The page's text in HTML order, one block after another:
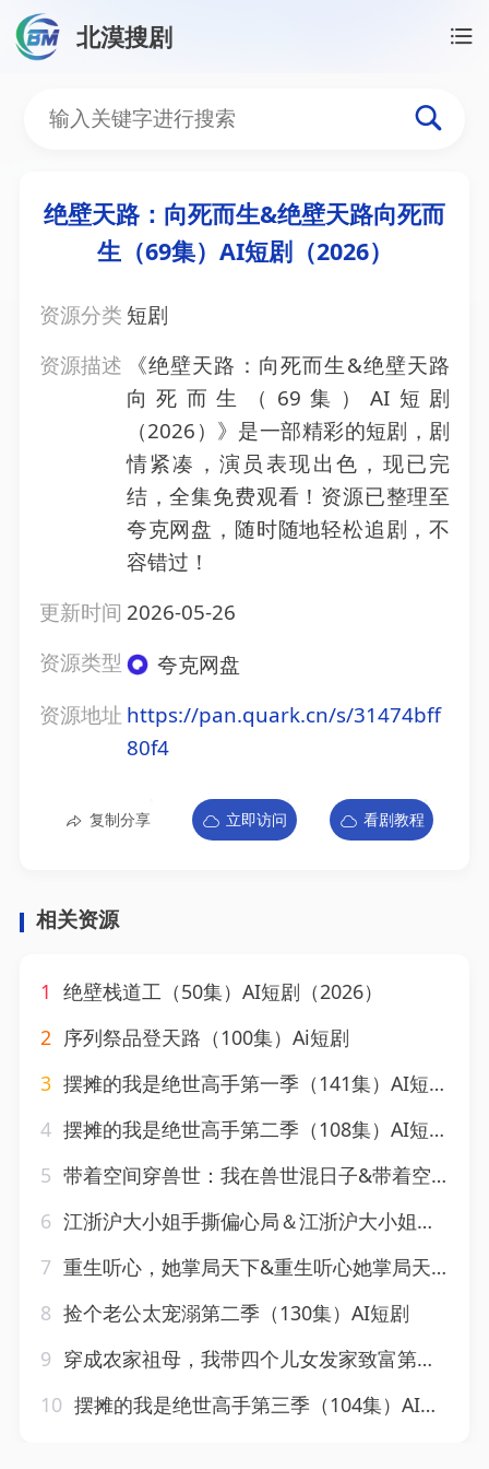
北漠搜剧
绝壁天路：向死而生&绝
绝壁天路：向死而生&绝壁天路向死而
生（69集）AI短剧（2026）
资源分类 短剧
资源描述
《绝壁天路：向死而生&绝壁天路
向死而生（69集）AI短剧
（2026）》是一部精彩的短剧，剧
情紧凑，演员表现出色，现已完
结，全集免费观看！资源已整理至
夸克网盘，随时随地轻松追剧，不
容错过！
更新时间 2026-05-26
资源类型
夸克网盘
资源地址 https://pan.quark.cn/s/31474bff
80f4
复制分享 立即访问 看剧教程
相关资源
1 绝壁栈道工（50集）AI短剧（2026）
2 序列祭品登天路（100集）Ai短剧
3 摆摊的我是绝世高手第一季（141集）AI短剧
4 摆摊的我是绝世高手第二季（108集）AI短剧
5 带着空间穿兽世：我在兽世混日子&带着空间穿兽世我在兽世混日子（201集）AI短剧
6 江浙沪大小姐手撕偏心局＆江浙沪大小姐整顿豪门&江浙沪大小姐手撕偏心局江浙沪大小姐整顿豪门（53集）AI短剧
7 重生听心，她掌局天下&重生听心她掌局天下（82集）AI短剧
8 捡个老公太宠溺第二季（130集）AI短剧
9 穿成农家祖母，我带四个儿女发家致富第二季&穿成农家祖母我带四个儿女发家致富第二季（105集）AI短剧
10 摆摊的我是绝世高手第三季（104集）AI短剧